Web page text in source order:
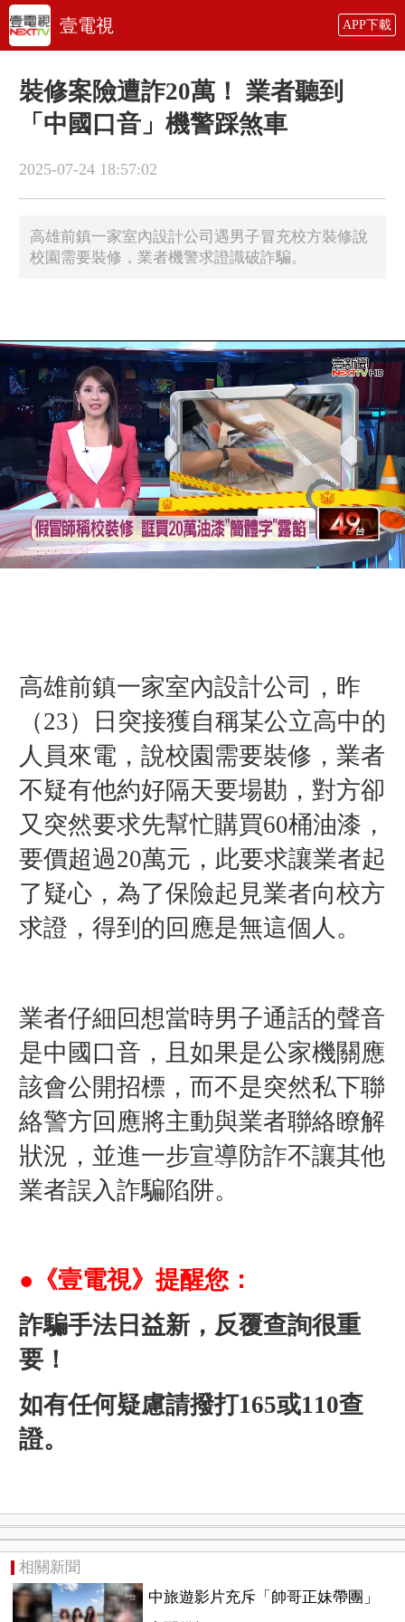
壹電視 APP下載
裝修案險遭詐20萬！ 業者聽到
「中國口音」機警踩煞車
2025-07-24 18:57:02
高雄前鎮一家室內設計公司遇男子冒充校方裝修說
校園需要裝修，業者機警求證識破詐騙。
高雄前鎮一家室內設計公司，昨
（23）日突接獲自稱某公立高中的
人員來電，說校園需要裝修，業者
不疑有他約好隔天要場勘，對方卻
又突然要求先幫忙購買60桶油漆，
要價超過20萬元，此要求讓業者起
了疑心，為了保險起見業者向校方
求證，得到的回應是無這個人。
業者仔細回想當時男子通話的聲音
是中國口音，且如果是公家機關應
該會公開招標，而不是突然私下聯
絡警方回應將主動與業者聯絡瞭解
狀況，並進一步宣導防詐不讓其他
業者誤入詐騙陷阱。
●《壹電視》提醒您：
詐騙手法日益新，反覆查詢很重
要！
如有任何疑慮請撥打165或110查
證。
相關新聞
中旅遊影片充斥「帥哥正妹帶團」